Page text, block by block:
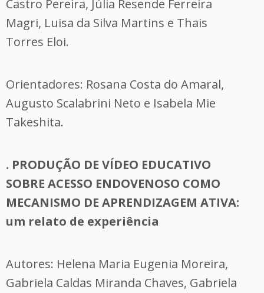
Castro Pereira, Júlia Resende Ferreira
Magri, Luisa da Silva Martins e Thais
Torres Eloi.
Orientadores: Rosana Costa do Amaral,
Augusto Scalabrini Neto e Isabela Mie
Takeshita.
. PRODUÇÃO DE VÍDEO EDUCATIVO
SOBRE ACESSO ENDOVENOSO COMO
MECANISMO DE APRENDIZAGEM ATIVA:
um relato de experiência
Autores: Helena Maria Eugenia Moreira,
Gabriela Caldas Miranda Chaves, Gabriela